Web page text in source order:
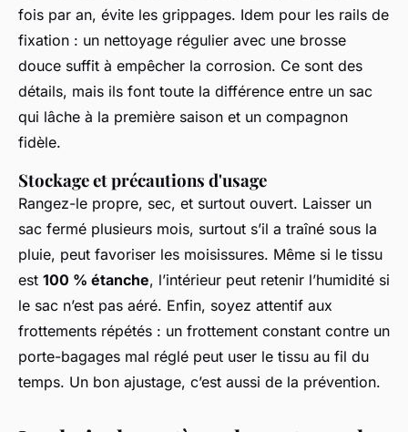
fois par an, évite les grippages. Idem pour les rails de
fixation : un nettoyage régulier avec une brosse
douce suffit à empêcher la corrosion. Ce sont des
détails, mais ils font toute la différence entre un sac
qui lâche à la première saison et un compagnon
fidèle.
Stockage et précautions d'usage
Rangez-le propre, sec, et surtout ouvert. Laisser un
sac fermé plusieurs mois, surtout s’il a traîné sous la
pluie, peut favoriser les moisissures. Même si le tissu
est 100 % étanche, l’intérieur peut retenir l’humidité si
le sac n’est pas aéré. Enfin, soyez attentif aux
frottements répétés : un frottement constant contre un
porte-bagages mal réglé peut user le tissu au fil du
temps. Un bon ajustage, c’est aussi de la prévention.